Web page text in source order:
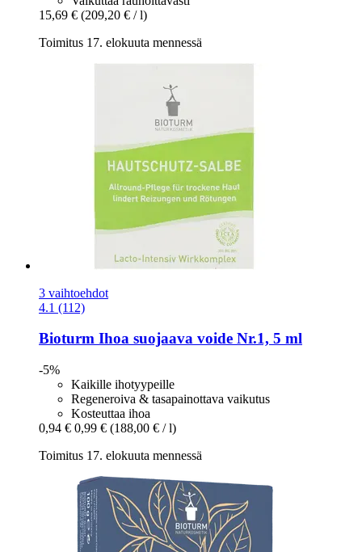
15,69 € (209,20 € / l)
Toimitus 17. elokuuta mennessä
3 vaihtoehdot
4.1 (112)
Bioturm Ihoa suojaava voide Nr.1, 5 ml
-5%
Kaikille ihotyypeille
Regeneroiva & tasapainottava vaikutus
Kosteuttaa ihoa
0,94 € 0,99 € (188,00 € / l)
Toimitus 17. elokuuta mennessä